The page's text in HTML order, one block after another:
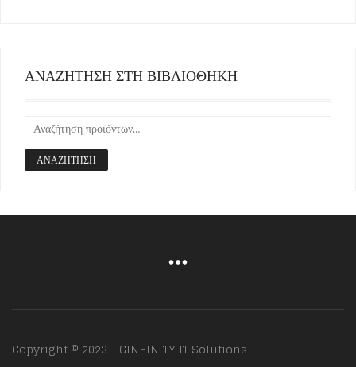
ΑΝΑΖΗΤΗΣΗ ΣΤΗ ΒΙΒΛΙΟΘΗΚΗ
ΑΝΑΖΉΤΗΣΗ
Copyright © 2023 - GINFINITY IT Solutions